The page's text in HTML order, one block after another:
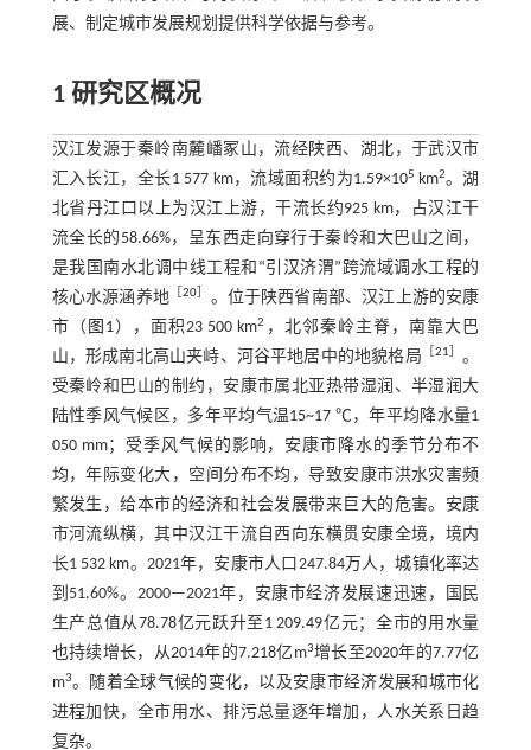
展、制定城市发展规划提供科学依据与参考。
1 研究区概况
汉江发源于秦岭南麓嶓冢山，流经陕西、湖北，于武汉市
汇入长江，全长1 577 km，流域面积约为1.59×105 km2。湖
北省丹江口以上为汉江上游，干流长约925 km，占汉江干
流全长的58.66%，呈东西走向穿行于秦岭和大巴山之间，
是我国南水北调中线工程和“引汉济渭”跨流域调水工程的
核心水源涵养地 ［20
。位于陕西省南部、汉江上游的安康
市（ 图1），面积23 500 km2 ，北邻秦岭主脊，南靠大巴
山，形成南北高山夹峙、河谷平地居中的地貌格局 ［21
。
受秦岭和巴山的制约，安康市属北亚热带湿润、半湿润大
陆性季风气候区，多年平均气温15~17 ℃，年平均降水量1
050 mm；受季风气候的影响，安康市降水的季节分布不
均，年际变化大，空间分布不均，导致安康市洪水灾害频
繁发生，给本市的经济和社会发展带来巨大的危害。安康
市河流纵横，其中汉江干流自西向东横贯安康全境，境内
长1 532 km。2021年，安康市人口247.84万人，城镇化率达
到51.60%。2000—2021年，安康市经济发展速迅速，国民
生产总值从78.78亿元跃升至1 209.49亿元；全市的用水量
也持续增长，从2014年的7.218亿m3增长至2020年的7.77亿
m3。随着全球气候的变化，以及安康市经济发展和城市化
进程加快，全市用水、排污总量逐年增加，人水关系日趋
复杂。